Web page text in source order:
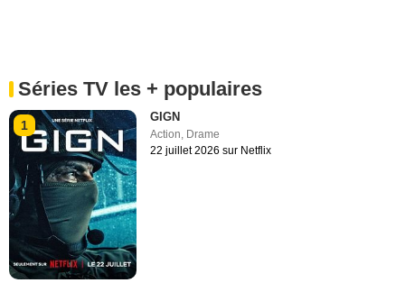
Séries TV les + populaires
1
GIGN
Action, Drame
22 juillet 2026 sur Netflix